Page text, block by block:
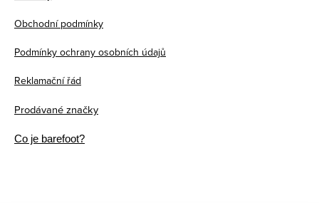
Obchodní podmínky
Podmínky ochrany osobních údajů
Reklamační řád
Prodávané značky
Co je barefoot?